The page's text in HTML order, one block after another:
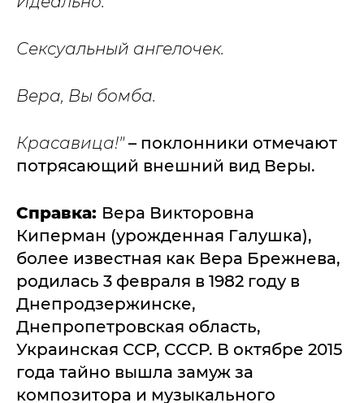
Сексуальный ангелочек.
Вера, Вы бомба.
Красавица!"– поклонники отмечают
потрясающий внешний вид Веры.
Справка: Вера Викторовна
Киперман (урожденная Галушка),
более известная как Вера Брежнева,
родилась 3 февраля в 1982 году в
Днепродзержинске,
Днепропетровская область,
Украинская ССР, СССР. В октябре 2015
года тайно вышла замуж за
композитора и музыкального